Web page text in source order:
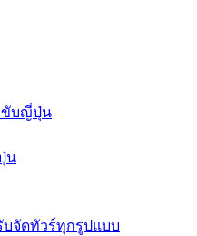
ขับญี่ปุ่น
น
รับจัดทัวร์ทุกรูปแบบ